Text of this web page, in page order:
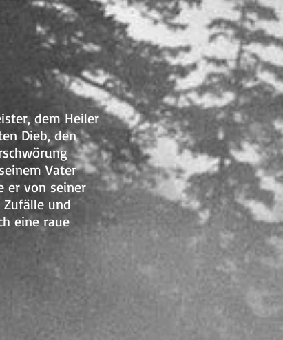
dem Heiler
Dieb, den
Vater
er von seiner
Zufälle und
eine raue